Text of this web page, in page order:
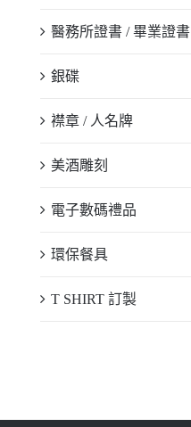
醫務所證書 / 畢業證書
銀碟
襟章 / 人名牌
美酒雕刻
電子數碼禮品
環保餐具
T SHIRT 訂製